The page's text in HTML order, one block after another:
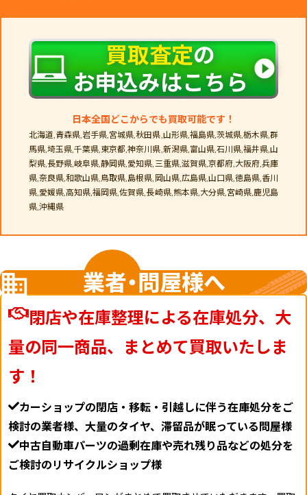
買取査定の
お申込みはこちら
日本全国どこからでも買取可能です！
北海道,青森県,岩手県,宮城県,秋田県,山形県,福島県,茨城県,栃木県,群
馬県,埼玉県,千葉県,東京都,神奈川県,新潟県,富山県,石川県,福井県,山
梨県,長野県,岐阜県,静岡県,愛知県,三重県,滋賀県,京都府,大阪府,兵庫
県,奈良県,和歌山県,鳥取県,島根県,岡山県,広島県,山口県,徳島県,香川
県,愛媛県,高知県,福岡県,佐賀県,長崎県,熊本県,大分県,宮崎県,鹿児島
県,沖縄県
業者・問屋様へ
閉店や在庫整理による在庫処分、大
量の同一商品、まとめて買取いたしま
す！
カーショップの閉店・移転・引越しに伴う在庫処分をご
検討の業者様、大量のタイヤ、滞留品が眠っている問屋様
中古自動車パーツの過剰在庫や売れ残り品などの処分を
ご検討のリサイクルショップ様